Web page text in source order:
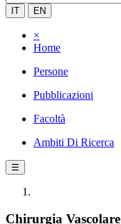
IT EN
×
Home
Persone
Pubblicazioni
Facoltà
Ambiti Di Ricerca
☰
Chirurgia Vascolare